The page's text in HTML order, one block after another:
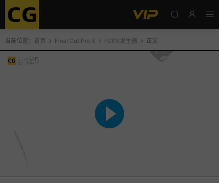
当前位置： 首页 Final Cut Pro X FCPX发生器 正文